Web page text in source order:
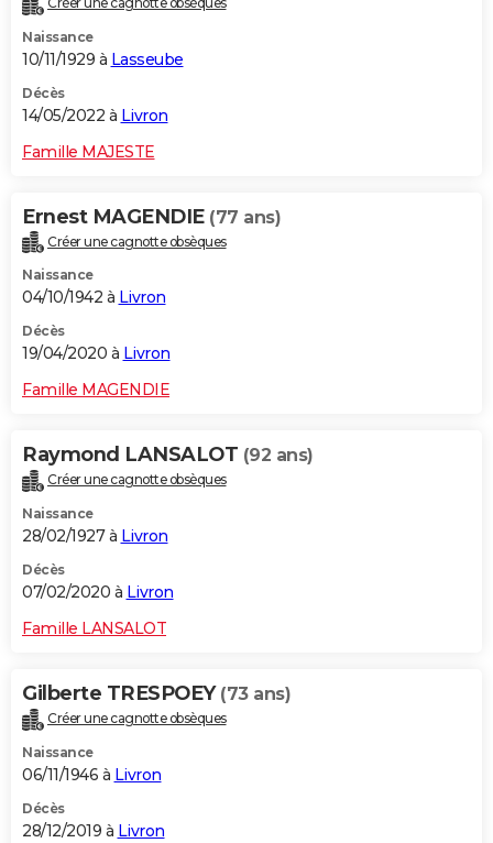
Naissance
10/11/1929 à Lasseube
Décès
14/05/2022 à Livron
Famille MAJESTE
Ernest MAGENDIE (77 ans)
Créer une cagnotte obsèques
Naissance
04/10/1942 à Livron
Décès
19/04/2020 à Livron
Famille MAGENDIE
Raymond LANSALOT (92 ans)
Créer une cagnotte obsèques
Naissance
28/02/1927 à Livron
Décès
07/02/2020 à Livron
Famille LANSALOT
Gilberte TRESPOEY (73 ans)
Créer une cagnotte obsèques
Naissance
06/11/1946 à Livron
Décès
28/12/2019 à Livron